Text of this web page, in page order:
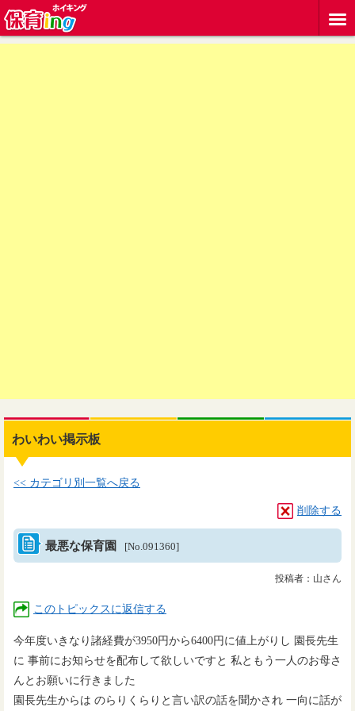
わいわい掲示板
<< カテゴリ別一覧へ戻る
削除する
最悪な保育園 [No.091360]
投稿者：山さん
このトピックスに返信する
今年度いきなり諸経費が3950円から6400円に値上がりし 園長先生
に 事前にお知らせを配布して欲しいですと 私ともう一人のお母さ
んとお願いに行きました
園長先生からは のらりくらりと言い訳の話を聞かされ 一向に話が